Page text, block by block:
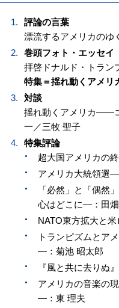
評論の言葉
漂流するアメリカのゆ
巻頭フォト・エッセイ
拝啓ドナルド・トラン
特集＝揺れ動くアメ
対談
揺れ動くアメリカ――
一／三牧 聖子
特集評論
超大国アメリカの
アメリカ大統領選
「必然」と「偶然
心はどこに―：田
NATO東方拡大と
トランピズムとア
―：菊池 昭太郎
『風と共に去りぬ
アメリカの音楽の
―：東 理夫